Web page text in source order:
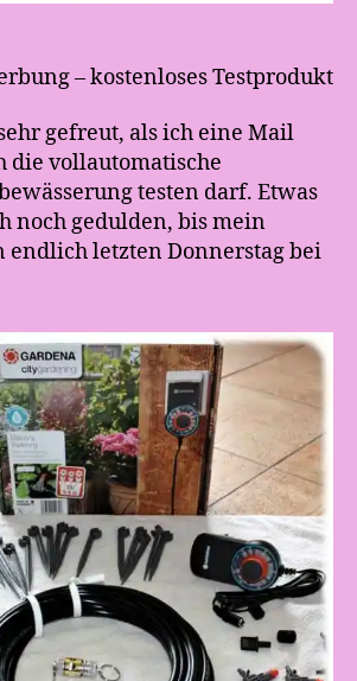
– kostenloses Testprodukt
gefreut, als ich eine Mail
die vollautomatische
testen darf. Etwas
noch gedulden, bis mein
endlich letzten Donnerstag bei